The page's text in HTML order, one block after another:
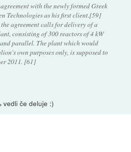
with the newly formed Greek
Technologies as his first client.[59]
agreement calls for delivery of a
consisting of 300 reactors of 4 kW
parallel. The plant which would
own purposes only, is supposed to
2011. [61]
vedli če deluje :)